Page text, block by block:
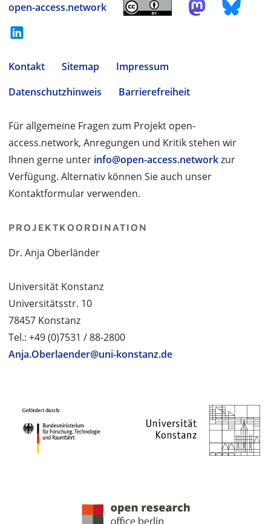
open-access.network
Kontakt Sitemap
Impressum
Datenschutzhinweis
Barrierefreiheit
Für allgemeine Fragen zum Projekt open-
access.network, Anregungen und Kritik stehen wir
Ihnen gerne unter info@open-access.networkzur
Verfügung. Alternativ können Sie auch unser
Kontaktformular verwenden.
PROJEKTKOORDINATION
Dr. Anja Oberländer
Universität Konstanz
Universitätsstr. 10
78457 Konstanz
Tel.: +49 (0)7531 / 88-2800
Anja.Oberlaender@uni-konstanz.de